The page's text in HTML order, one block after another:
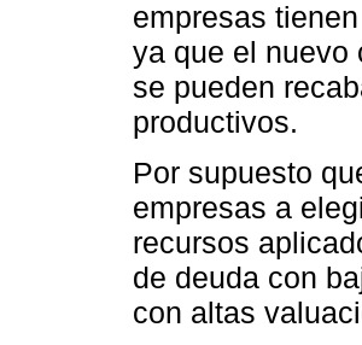
empresas
ya que el nuevo
se pueden
productivos.
Por supuesto
empresas a
recursos
de deuda con
con altas